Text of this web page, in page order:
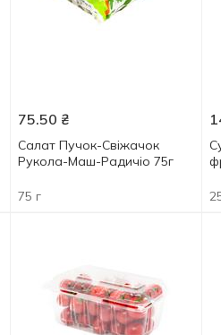
75.50 ₴
Салат Пучок-Свіжачок
Рукола-Маш-Радичіо 75г
75 г